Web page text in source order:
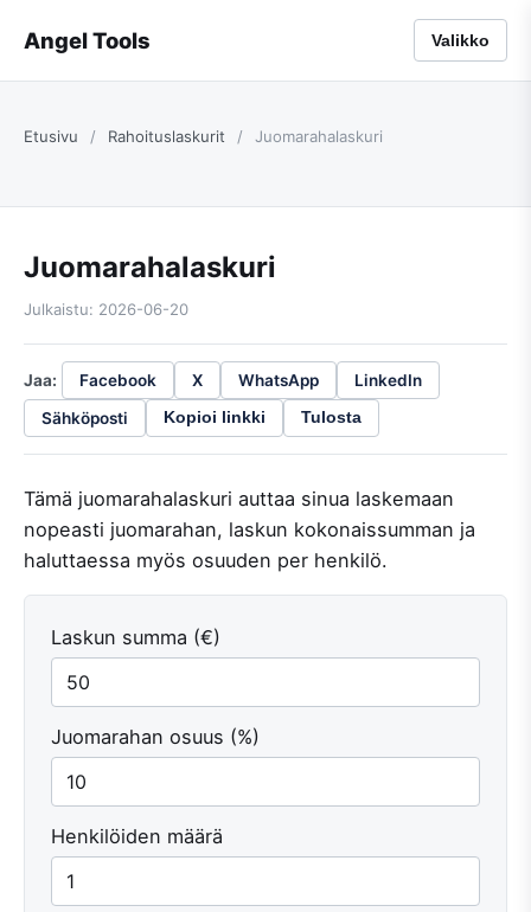
Angel Tools Valikko
Etusivu / Rahoituslaskurit / Juomarahalaskuri
Juomarahalaskuri
Julkaistu: 2026-06-20
Jaa: Facebook X WhatsApp
LinkedIn
Sähköposti
Kopioi linkki Tulosta
Tämä juomarahalaskuri auttaa sinua laskemaan
nopeasti juomarahan, laskun kokonaissumman ja
haluttaessa myös osuuden per henkilö.
Laskun summa (€)
Juomarahan osuus (%)
Henkilöiden määrä